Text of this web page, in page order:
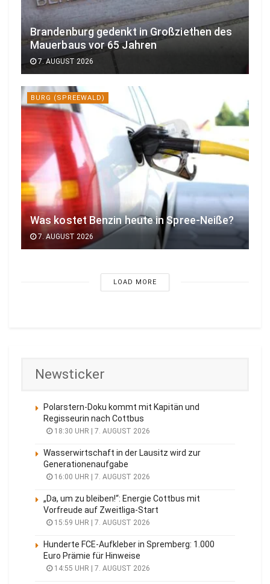
Brandenburg gedenkt in Großziethen des
Mauerbaus vor 65 Jahren
7. AUGUST 2026
BURG (SPREEWALD)
Was kostet Benzin heute in Spree-Neiße?
7. AUGUST 2026
LOAD MORE
Newsticker
Polarstern-Doku kommt mit Kapitän und
Regisseurin nach Cottbus
18:30 UHR | 7. AUGUST 2026
Wasserwirtschaft in der Lausitz wird zur
Generationenaufgabe
16:00 UHR | 7. AUGUST 2026
„Da, um zu bleiben!“: Energie Cottbus mit
Vorfreude auf Zweitliga-Start
15:59 UHR | 7. AUGUST 2026
Hunderte FCE-Aufkleber in Spremberg: 1.000
Euro Prämie für Hinweise
14:55 UHR | 7. AUGUST 2026